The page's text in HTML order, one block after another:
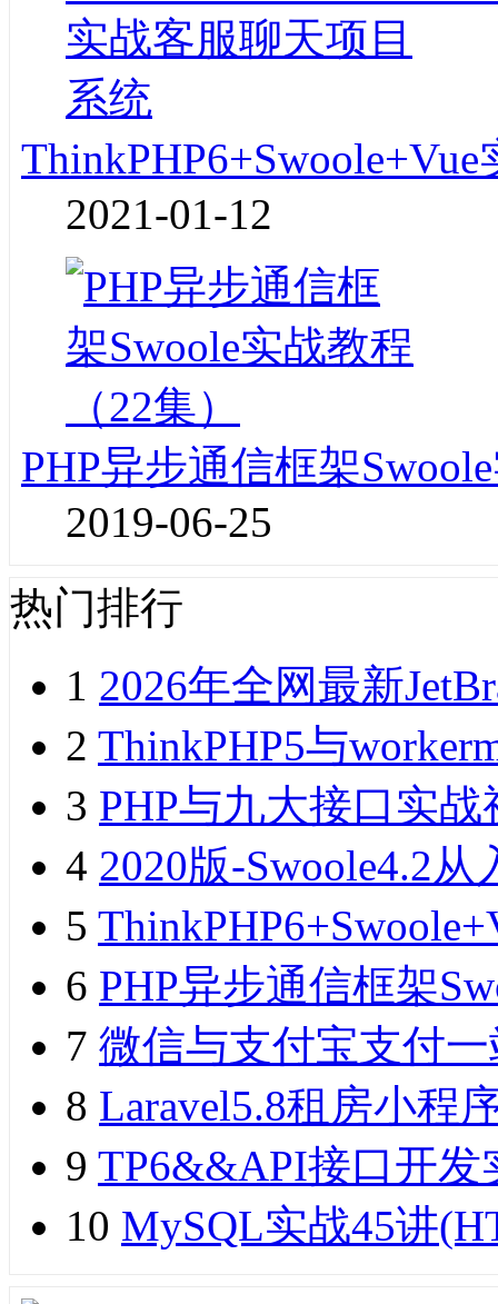
2021-01-12
PHP异步通信框架
2019-06-25
热门排行
1 2026年全网最新
2 ThinkPHP5与
3 PHP与九大接口实
4 2020版-Swoole4.2
5
6 PHP异步通信框架
7 微信与支付宝支付
8 Laravel5.8租房小程
9 TP6&&API接口开发
10 MySQL实战45讲